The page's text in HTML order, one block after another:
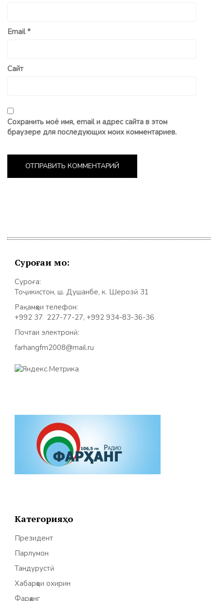
Email*
Сайт
Сохранить моё имя, email и адрес сайта в этом
браузере для последующих моих комментариев.
Суроғаи мо:
Суроға:
Тоҷикистон, ш. Душанбе, к. Шерозӣ 31
Рақамҳои телефон:
+992 37 227-77-27, +992 934-83-36-36
Почтаи электронӣ:
farhangfm2008@mail.ru
Категорияҳо
Президент
Парлумон
Тандурустӣ
Хабарҳои охирин
Фарҳанг